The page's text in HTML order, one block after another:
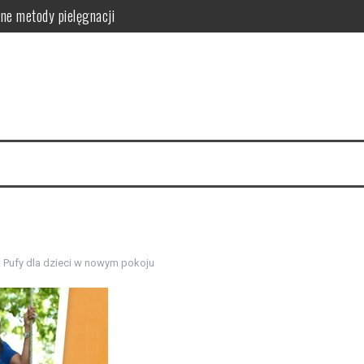
metody pielęgnacji
Podstawowe zasady
i przepisy DIY
– smukłe nogi w 4 tygodnie
Pufy dla dzieci w nowym pokoju